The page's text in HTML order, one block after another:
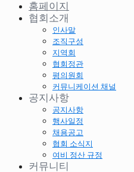
홈페이지
협회소개
인사말
조직구성
지역회
협회정관
평의원회
커뮤니케이션 채널
공지사항
공지사항
행사일정
채용공고
협회 소식지
여비 정산 규정
커뮤니티